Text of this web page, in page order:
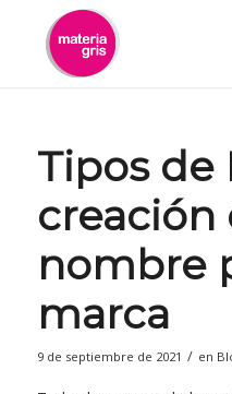
contenido
Tipos de
creación
nombre
marca
9 de septiembre de 2021 / en